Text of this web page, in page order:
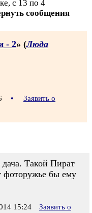
с 13 по 4
сообщения
- 2» (Люда
•
Заявить о
Такой Пират
фоторужье бы ему
15:24
Заявить о